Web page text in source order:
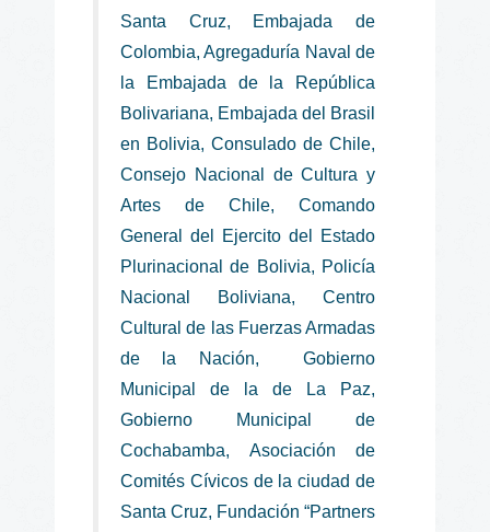
Santa Cruz, Embajada de
Colombia, Agregaduría Naval de
la Embajada de la República
Bolivariana, Embajada del Brasil
en Bolivia, Consulado de Chile,
Consejo Nacional de Cultura y
Artes de Chile, Comando
General del Ejercito del Estado
Plurinacional de Bolivia, Policía
Nacional Boliviana, Centro
Cultural de las Fuerzas Armadas
de la Nación, Gobierno
Municipal de la de La Paz,
Gobierno Municipal de
Cochabamba, Asociación de
Comités Cívicos de la ciudad de
Santa Cruz, Fundación “Partners